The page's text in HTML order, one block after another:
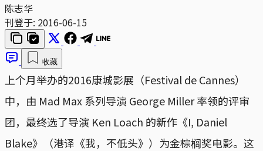
陈志华
刊登于: 2016-06-15
收藏
上个月举办的2016康城影展（Festival de Cannes）
中，由 Mad Max 系列导演 George Miller 率领的评审
团，最终选了导演 Ken Loach 的新作《I, Daniel
Blake》（港译《我，不低头》）为金棕榈奖电影。这